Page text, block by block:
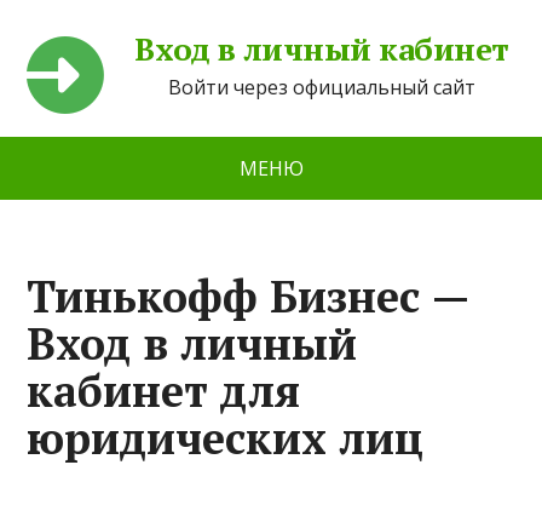
Вход в личный кабинет
Войти через официальный сайт
МЕНЮ
Тинькофф Бизнес —
Вход в личный
кабинет для
юридических лиц